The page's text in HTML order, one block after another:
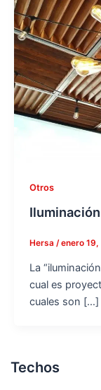
Otros
Hersa /enero 19,
La
cual es
cuales son […]
Techos